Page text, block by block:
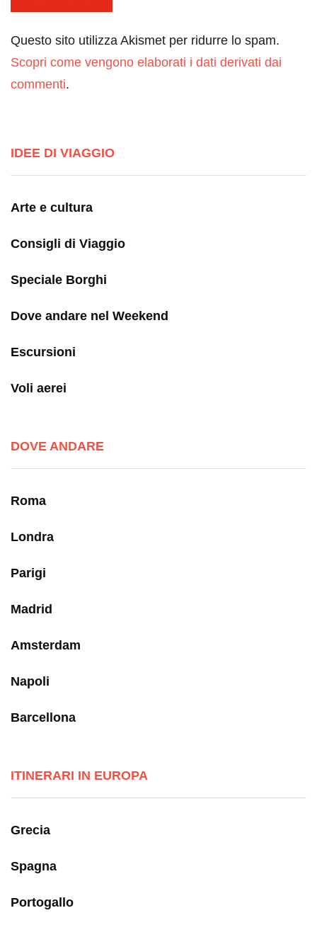
Questo sito utilizza Akismet per ridurre lo spam.
Scopri come vengono elaborati i dati derivati dai
commenti.
IDEE DI VIAGGIO
Arte e cultura
Consigli di Viaggio
Speciale Borghi
Dove andare nel Weekend
Escursioni
Voli aerei
DOVE ANDARE
Roma
Londra
Parigi
Madrid
Amsterdam
Napoli
Barcellona
ITINERARI IN EUROPA
Grecia
Spagna
Portogallo